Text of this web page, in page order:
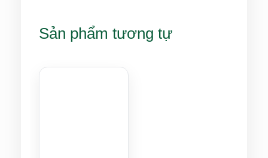
Sản phẩm tương tự